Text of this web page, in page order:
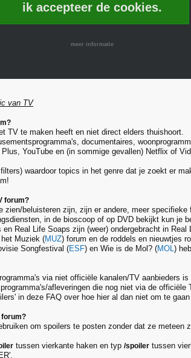
ik accepteer de cookies.
meer informatie
van TV
TV te maken heeft en niet direct elders thuishoort.
documentaires,
YouTube en (in sommige gevallen) Netflix of
waardoor topics in het genre dat je zoekt er
forum?
zien/beluisteren zijn, zijn er andere, meer specifieke
in de bioscoop of op DVD bekijkt kun je
Real Life Soaps zijn (weer) ondergebracht in
Muziek (MUZ) forum en de roddels en nieuwtjes
Songfestival (ESF) en Wie is de Mol? (MOL)
via niet officiële kanalen/TV aanbieders
afleveringen die nog niet via de officiële
in deze FAQ over hoe hier al dan niet om te
forum?
om spoilers te posten zonder dat ze meteen
tussen vierkante haken en typ /spoiler tussen